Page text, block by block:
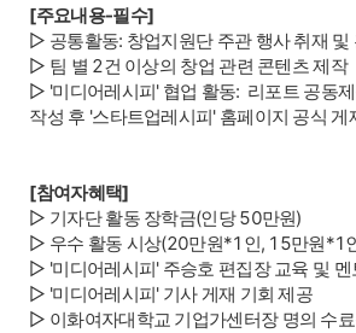
[주요내용-필수]
▷ 공통활동: 창업지원단 주관 행사 취재 및
▷ 팀 별 2건 이상의 창업 관련 콘텐츠 제작
▷ '미디어레시피' 협업 활동: 리포트 공동
작성 후 '스타트업레시피' 홈페이지 공식 게
[참여자혜택]
▷ 기자단 활동 장학금(인당 50만원)
▷ 우수 활동 시상(20만원*1인, 15만원*1
▷ '미디어레시피' 주승호 편집장 교육 및 멘
▷ '미디어레시피' 기사 게재 기회 제공
▷ 이화여자대학교 기업가센터장 명의 수